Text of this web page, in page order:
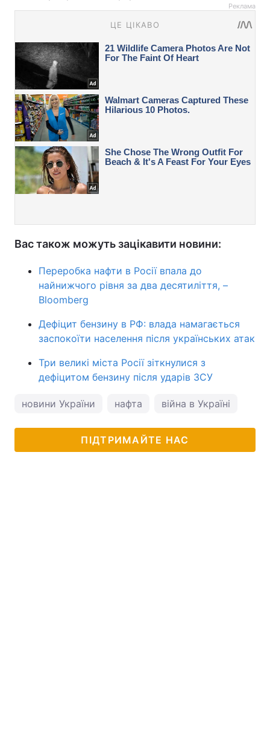
Реклама
Вас також можуть зацікавити новини:
Переробка нафти в Росії впала до
найнижчого рівня за два десятиліття, –
Bloomberg
Дефіцит бензину в РФ: влада намагається
заспокоїти населення після українських атак
Три великі міста Росії зіткнулися з
дефіцитом бензину після ударів ЗСУ
новини України нафта війна в Україні
ПІДТРИМАЙТЕ НАС